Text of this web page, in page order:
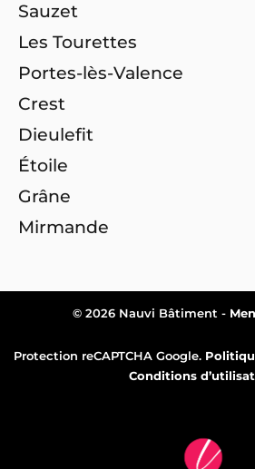
Sauzet
Les Tourettes
Portes-lès-Valence
Crest
Dieulefit
Étoile
Grâne
Mirmande
© 2026 Nauvi Bâtiment -
Protection reCAPTCHA Google.
Conditions